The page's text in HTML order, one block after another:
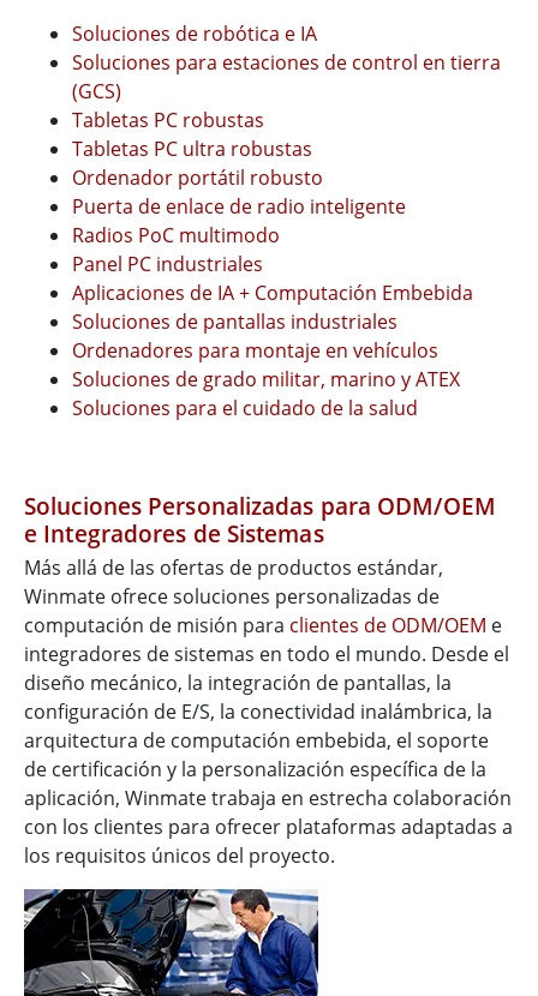
Soluciones de robótica e IA
Soluciones para estaciones de control en tierra
(GCS)
Tabletas PC robustas
Tabletas PC ultra robustas
Ordenador portátil robusto
Puerta de enlace de radio inteligente
Radios PoC multimodo
Panel PC industriales
Aplicaciones de IA + Computación Embebida
Soluciones de pantallas industriales
Ordenadores para montaje en vehículos
Soluciones de grado militar, marino y ATEX
Soluciones para el cuidado de la salud
Soluciones Personalizadas para ODM/OEM
e Integradores de Sistemas
Más allá de las ofertas de productos estándar,
Winmate ofrece soluciones personalizadas de
computación de misión para clientes de ODM/OEM e
integradores de sistemas en todo el mundo. Desde el
diseño mecánico, la integración de pantallas, la
configuración de E/S, la conectividad inalámbrica, la
arquitectura de computación embebida, el soporte
de certificación y la personalización específica de la
aplicación, Winmate trabaja en estrecha colaboración
con los clientes para ofrecer plataformas adaptadas a
los requisitos únicos del proyecto.